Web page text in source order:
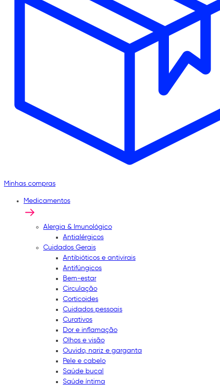
Minhas compras
Medicamentos
Alergia & Imunológico
Antialérgicos
Cuidados Gerais
Antibióticos e antivirais
Antifúngicos
Bem-estar
Circulação
Corticoides
Cuidados pessoais
Curativos
Dor e inflamação
Olhos e visão
Ouvido, nariz e garganta
Pele e cabelo
Saúde bucal
Saúde íntima